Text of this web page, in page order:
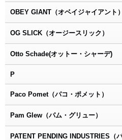
OBEY GIANT（オベイジャイアント）
OG SLICK（オージースリック）
Otto Schade(オットー・シャーデ)
P
Paco Pomet（パコ・ポメット）
Pam Glew（パム・グリュー）
PATENT PENDING INDUSTRIES（